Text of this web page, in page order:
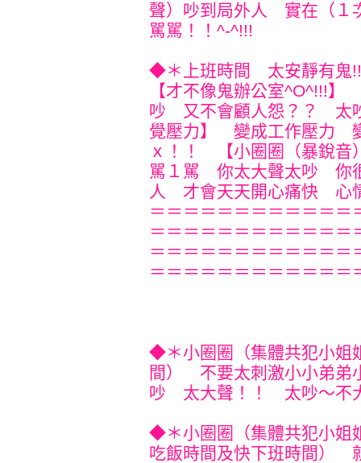
聲）吵到局外人 實在（１
駡駡！！^-^!!!
◆＊上班時間 太安靜有鬼
【才不像鬼辦公室^O^!!!
吵 又不會顧人怨？？
覺壓力】 變成工作壓力
ｘ！！ 【小圈圈（暴銳
駡１駡 你太大聲太吵 你
人 才會天天開心痛快 心
＝＝＝＝＝＝＝＝＝＝＝＝
＝＝＝＝＝＝＝＝＝＝＝＝
＝＝＝＝＝＝＝＝＝＝＝＝
＝＝＝＝＝＝＝＝＝＝＝＝
◆＊小圈圈（集體共犯小
間） 不要太刺激小小弟弟
吵 太大聲！！ 太吵～不
◆＊小圈圈（集體共犯小
吃飯時間及快下班時間）